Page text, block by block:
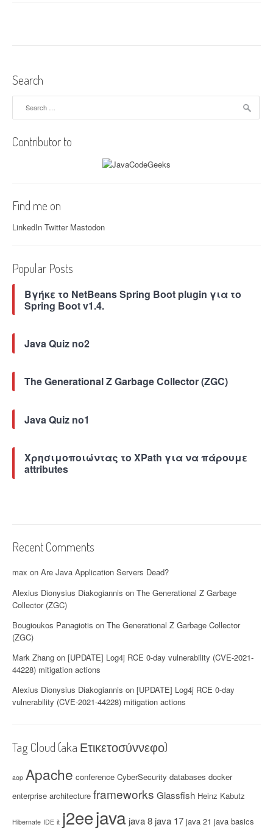
i
e
Search
Contributor to
Find me on
LinkedIn Twitter Mastodon
Popular Posts
Βγήκε το NetBeans Spring Boot plugin για το
Spring Boot v1.4.
Java Quiz no2
The Generational Z Garbage Collector (ZGC)
Java Quiz no1
Χρησιμοποιώντας το XPath για να πάρουμε
attributes
Recent Comments
max on Are Java Application Servers Dead?
Alexius Dionysius Diakogiannis on The Generational Z Garbage
Collector (ZGC)
Bougioukos Panagiotis on The Generational Z Garbage Collector
(ZGC)
Mark Zhang on [UPDATE] Log4j RCE 0-day vulnerability (CVE-2021-
44228) mitigation actions
Alexius Dionysius Diakogiannis on [UPDATE] Log4j RCE 0-day
vulnerability (CVE-2021-44228) mitigation actions
Tag Cloud (aka Ετικετοσύννεφο)
aop Apache conference CyberSecurity databases docker
enterprise architecture frameworks Glassfish Heinz Kabutz
Hibernate IDE it j2eejava java 8 java 17 java 21 java basics